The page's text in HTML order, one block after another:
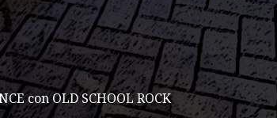
con OLD SCHOOL ROCK